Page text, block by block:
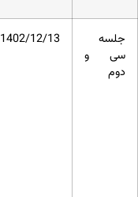
جلسه
سی و
دوم
1402/12/13